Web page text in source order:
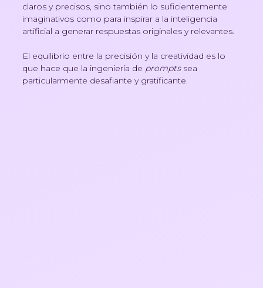
claros y precisos, sino también lo suficientemente
imaginativos como para inspirar a la inteligencia
artificial a generar respuestas originales y relevantes.
El equilibrio entre la precisión y la creatividad es lo
que hace que la ingeniería de promptssea
particularmente desafiante y gratificante.